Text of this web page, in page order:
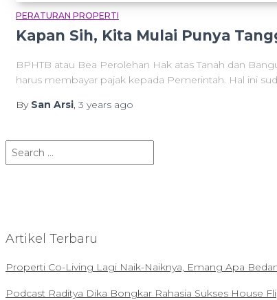
PERATURAN PROPERTI
Kapan Sih, Kita Mulai Punya
BPHTB atau Bea Perolehan Hak atas Tanah dan
harus membayar pajak kepada Pemerintah. Hal ini
By San Arsi, 3 years ago
e
f
r
Artikel Terbaru
Properti Co-Living Lagi Naik-Naiknya, Emang Apa
Podcast Raditya Dika Bongkar Rahasia Sukses House